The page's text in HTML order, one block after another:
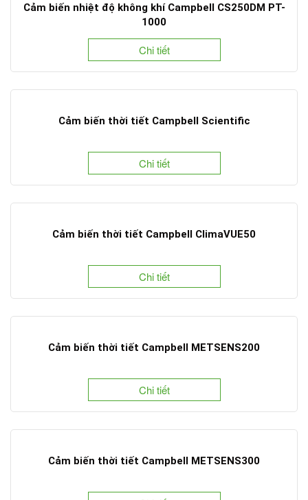
Cảm biến nhiệt độ không khí Campbell CS250DM PT-
1000
Chi tiết
Cảm biến thời tiết Campbell Scientific
Chi tiết
Cảm biến thời tiết Campbell ClimaVUE50
Chi tiết
Cảm biến thời tiết Campbell METSENS200
Chi tiết
Cảm biến thời tiết Campbell METSENS300